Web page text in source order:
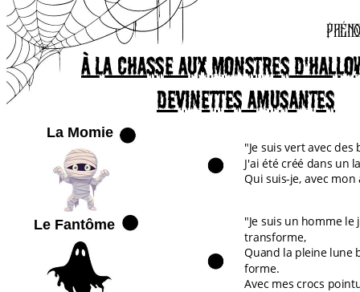
À la chasse aux monstres
Devinettes amusantes
Prénom
Le Fantôme
La Momie
"Je suis vert avec
J'ai été créé dans un
Qui suis-je, avec
"Je suis un homme
transforme,
Quand la pleine lune
forme.
Avec mes crocs